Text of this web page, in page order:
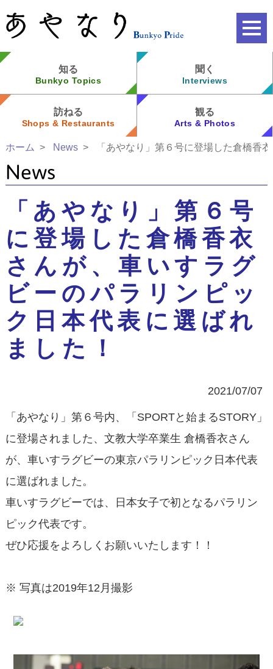
知る
Bunkyo Topics
聞く
Interviews
訪ねる
Shops & Restaurants
観る
Arts & Photos
ホーム News 「あやなり」第６号に登場した倉橋香
News
「あやなり」第６号
に登場した倉橋香衣
さんが、車いすラグ
ビーのパラリンピッ
ク日本代表に選ばれ
ました！
2021/07/07
「あやなり」第６号内、「SPORTと始まるSTORY」
に登場されました、文教大学卒業生 倉橋香衣さん
が、車いすラグビーの東京パラリンピック日本代表
に選ばれました。
車いすラグビーでは、日本女子で初となるパラリン
ピック代表です。
ぜひ応援をよろしくお願いいたします！！
※ 写真は2019年12月撮影